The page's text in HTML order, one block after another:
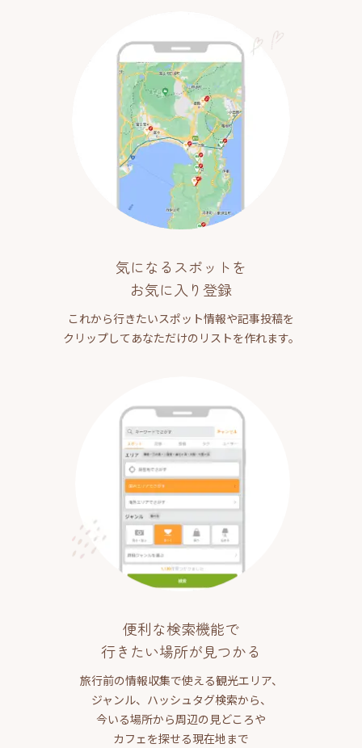
気になるスポットを
お気に入り登録
これから行きたいスポット情報や記事投稿を
クリップしてあなただけのリストを作れます。
便利な検索機能で
行きたい場所が見つかる
旅行前の情報収集で使える観光エリア、
ジャンル、ハッシュタグ検索から、
今いる場所から周辺の見どころや
カフェを探せる現在地まで